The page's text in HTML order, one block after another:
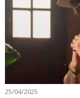
25/04/2025